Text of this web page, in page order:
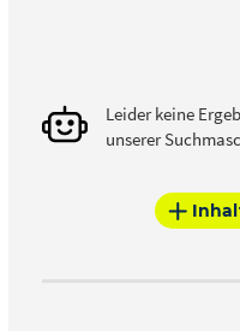
Leider keine
unserer